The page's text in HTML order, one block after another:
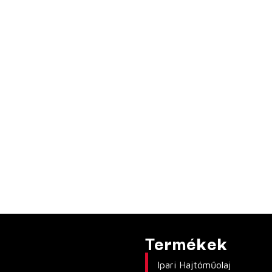
Termékek
Ipari Hajtóműolaj